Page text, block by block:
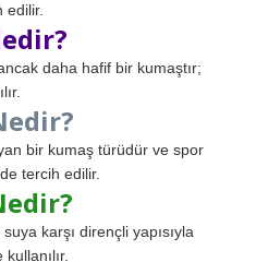
edilir.
daha hafif bir kumaştır;
bir kumaş türüdür ve spor
tercih edilir.
karşı dirençli yapısıyla